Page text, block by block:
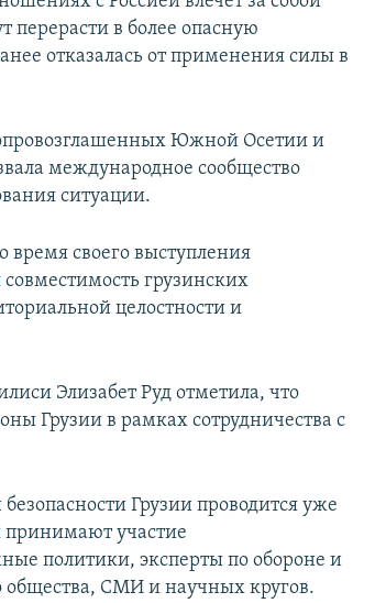
в более опасную
отказалась от применения силы в
Южной Осетии и
международное сообщество
ситуации.
своего выступления
грузинских
целостности и
Элизабет Руд отметила, что
Грузии в рамках сотрудничества с
Грузии проводится уже
участие
политики, эксперты по обороне и
общества, СМИ и научных кругов.